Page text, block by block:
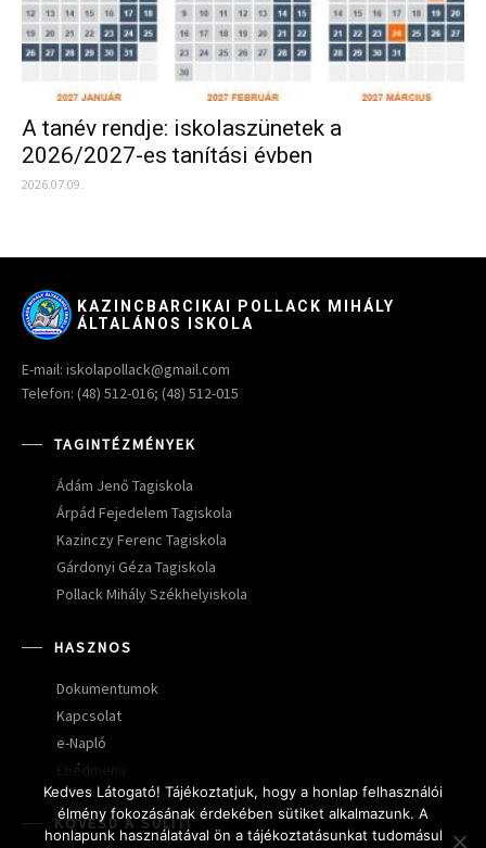
A tanév rendje: iskolaszünetek a
2026/2027-es tanítási évben
2026.07.09.
KAZINCBARCIKAI POLLACK MIHÁLY
ÁLTALÁNOS ISKOLA
E-mail: iskolapollack@gmail.com
Telefon: (48) 512-016; (48) 512-015
TAGINTÉZMÉNYEK
Ádám Jenő Tagiskola
Árpád Fejedelem Tagiskola
Kazinczy Ferenc Tagiskola
Gárdonyi Géza Tagiskola
Pollack Mihály Székhelyiskola
HASZNOS
Dokumentumok
Kapcsolat
e-Napló
Ebédmenü
KÖVESD A SULIT!
Kedves Látogató! Tájékoztatjuk, hogy a honlap felhasználói
élmény fokozásának érdekében sütiket alkalmazunk. A
honlapunk használatával ön a tájékoztatásunkat tudomásul